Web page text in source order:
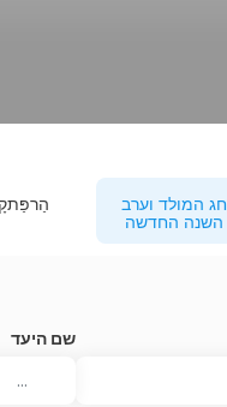
חג המולד וערב
השנה החדשה
שם היעד